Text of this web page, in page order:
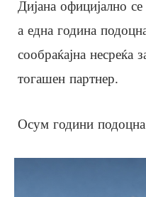
Дијана официјално
а една година
сообраќајна несреќа
тогашен партнер.
Осум години